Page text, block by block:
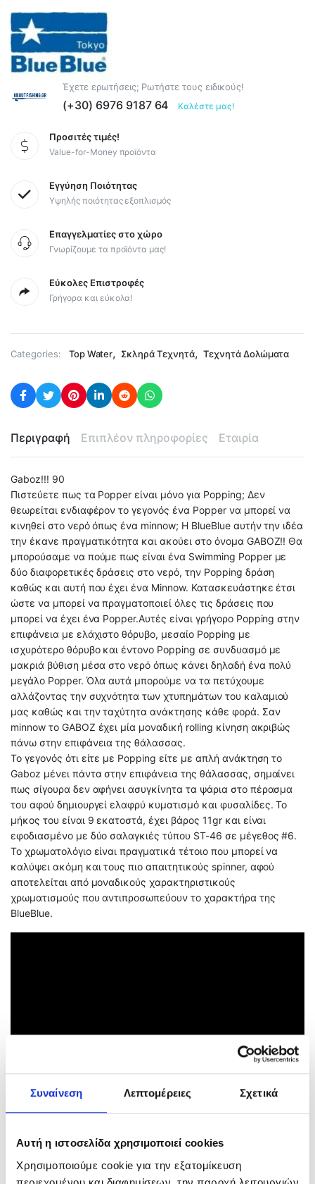
Συναίνεση Λεπτομέρειες Σχετικά
Αυτή η ιστοσελίδα χρησιμοποιεί cookies
Χρησιμοποιούμε cookie για την εξατομίκευση
Έχετε ερωτήσεις; Ρωτήστε τους ειδικούς!
(+30) 6976 9187 64 Καλέστε μας!
Προσιτές τιμές!
Value-for-Money προϊόντα
Εγγύηση Ποιότητας
Υψηλής ποιότητας εξοπλισμός
Επαγγελματίες στο χώρο
Γνωρίζουμε τα προϊόντα μας!
Εύκολες Επιστροφές
Γρήγορα και εύκολα!
Categories: Top Water, Σκληρά Τεχνητά, Τεχνητά Δολώματα
Περιγραφή Επιπλέον πληροφορίες Εταιρία
Gaboz!!! 90
Πιστεύετε πως τα Popper είναι μόνο για Popping; Δεν
θεωρείται ενδιαφέρον το γεγονός ένα Popper να μπορεί να
κινηθεί στο νερό όπως ένα minnow; Η BlueBlue αυτήν την ιδέα
την έκανε πραγματικότητα και ακούει στο όνομα GABOZ!! Θα
μπορούσαμε να πούμε πως είναι ένα Swimming Popper με
δύο διαφορετικές δράσεις στο νερό, την Popping δράση
καθώς και αυτή που έχει ένα Minnow. Κατασκευάστηκε έτσι
ώστε να μπορεί να πραγματοποιεί όλες τις δράσεις που
μπορεί να έχει ένα Popper.Αυτές είναι γρήγορο Popping στην
επιφάνεια με ελάχιστο θόρυβο, μεσαίο Popping με
ισχυρότερο θόρυβο και έντονο Popping σε συνδυασμό με
μακριά βύθιση μέσα στο νερό όπως κάνει δηλαδή ένα πολύ
μεγάλο Popper. Όλα αυτά μπορούμε να τα πετύχουμε
αλλάζοντας την συχνότητα των χτυπημάτων του καλαμιού
μας καθώς και την ταχύτητα ανάκτησης κάθε φορά. Σαν
minnow το GABOZ έχει μία μοναδική rolling κίνηση ακριβώς
πάνω στην επιφάνεια της θάλασσας.
Το γεγονός ότι είτε με Popping είτε με απλή ανάκτηση το
Gaboz μένει πάντα στην επιφάνεια της θάλασσας, σημαίνει
πως σίγουρα δεν αφήνει ασυγκίνητα τα ψάρια στο πέρασμα
του αφού δημιουργεί ελαφρύ κυματισμό και φυσαλίδες. Το
μήκος του είναι 9 εκατοστά, έχει βάρος 11gr και είναι
εφοδιασμένο με δύο σαλαγκιές τύπου ST-46 σε μέγεθος #6.
Το χρωματολόγιο είναι πραγματικά τέτοιο που μπορεί να
καλύψει ακόμη και τους πιο απαιτητικούς spinner, αφού
αποτελείται από μοναδικούς χαρακτηριστικούς
χρωματισμούς που αντιπροσωπεύουν το χαρακτήρα της
BlueBlue.